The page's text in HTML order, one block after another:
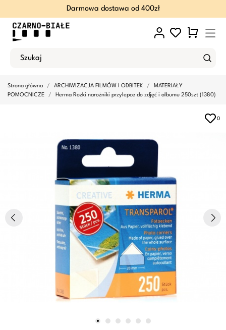
Darmowa dostawa od 400zł
Strona główna ARCHIWIZACJA FILMÓW I ODBITEK
MATERIAŁY
POMOCNICZE
Herma Rożki narożniki przylepce do zdjęć i albumu 250szt (1380)
0